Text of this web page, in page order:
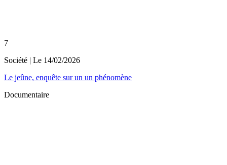
7
Société | Le 14/02/2026
Le jeûne, enquête sur un un phénomène
Documentaire